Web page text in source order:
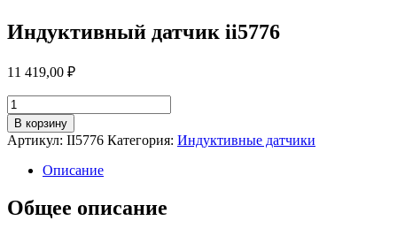
Индуктивный датчик ii5776
11 419,00 ₽
Количество
товара
Индуктивный
датчик
ii5776
В корзину
Артикул: II5776 Категория: Индуктивные датчики
Описание
Общее описание